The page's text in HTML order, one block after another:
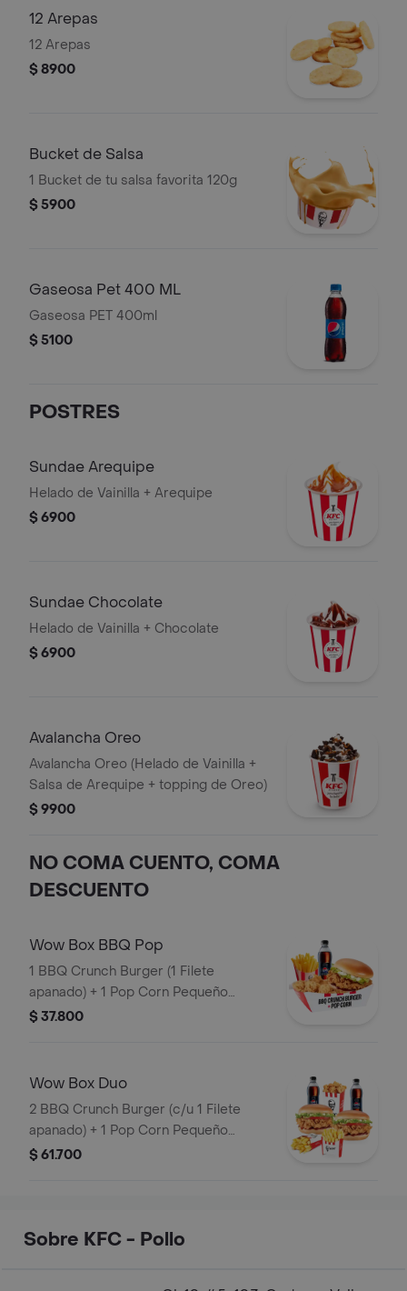
12 Arepas
12 Arepas
$ 8900
Bucket de Salsa
1 Bucket de tu salsa favorita 120g
$ 5900
Gaseosa Pet 400 ML
Gaseosa PET 400ml
$ 5100
POSTRES
Sundae Arequipe
Helado de Vainilla + Arequipe
$ 6900
Sundae Chocolate
Helado de Vainilla + Chocolate
$ 6900
Avalancha Oreo
Avalancha Oreo (Helado de Vainilla +
Salsa de Arequipe + topping de Oreo)
$ 9900
NO COMA CUENTO, COMA
DESCUENTO
Wow Box BBQ Pop
1 BBQ Crunch Burger (1 Filete
apanado) + 1 Pop Corn Pequeño
(Trocitos de pechuga pollo apanados)
$ 37.800
Wow Box Duo
2 BBQ Crunch Burger (c/u 1 Filete
apanado) + 1 Pop Corn Pequeño
(Trocitos de pechuga apanados) + 2
$ 61.700
Sobre KFC - Pollo